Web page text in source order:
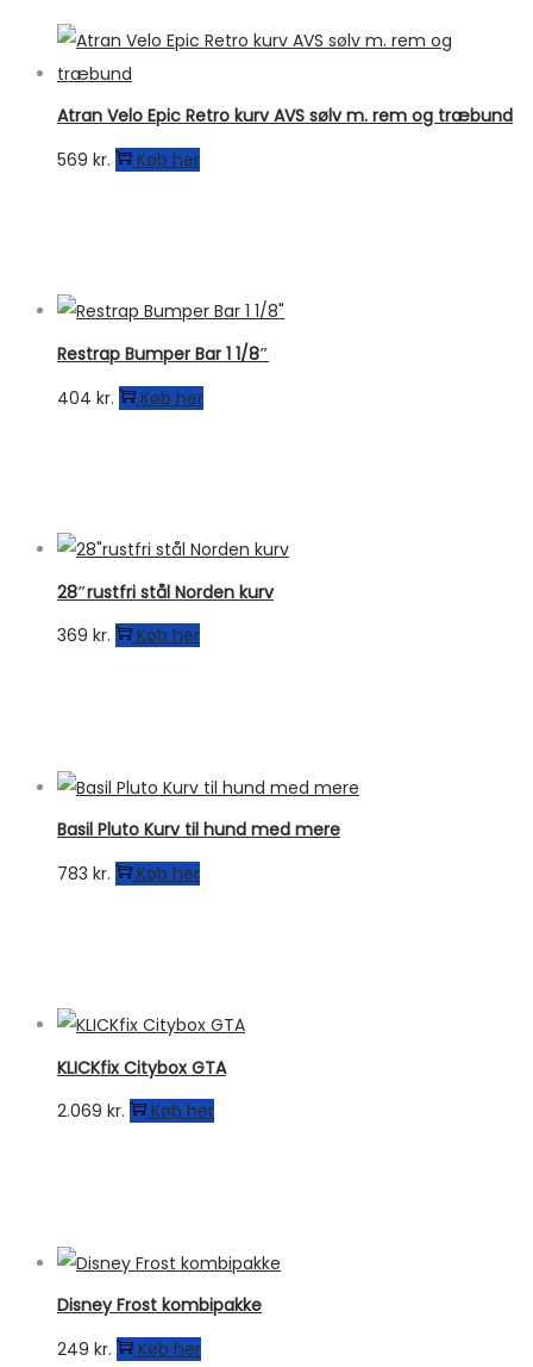
Atran Velo Epic Retro kurv AVS sølv m. rem og træbund
569 kr. Køb her
Restrap Bumper Bar 1 1/8″
404 kr. Køb her
28″rustfri stål Norden kurv
369 kr. Køb her
Basil Pluto Kurv til hund med mere
783 kr. Køb her
KLICKfix Citybox GTA
2.069 kr. Køb her
Disney Frost kombipakke
249 kr. Køb her